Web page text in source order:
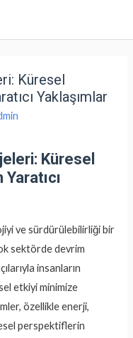
Küresel
Yaklaşımlar
Küresel
ve sürdürülebilirliği bir
sektörde devrim
insanların
etkiyi minimize
özellikle enerji,
perspektiflerin